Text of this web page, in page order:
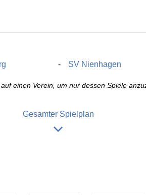
SV Nienhagen
einen Verein, um nur dessen Spiele
Gesamter Spielplan